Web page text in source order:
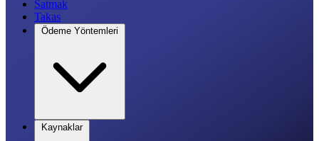
Satmak
Takas
Ödeme Yöntemleri
Kaynaklar